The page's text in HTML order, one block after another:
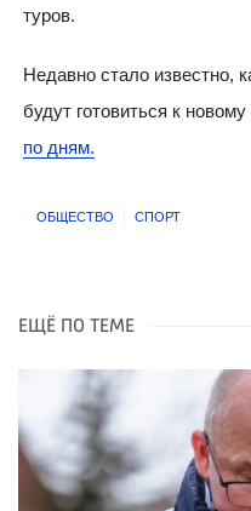
туров.
Недавно стало известно,
будут готовиться к
по дням.
ОБЩЕСТВО СПОРТ
ЕЩЁ ПО ТЕМЕ